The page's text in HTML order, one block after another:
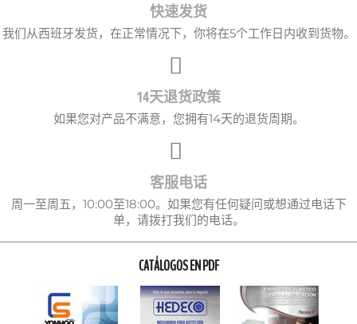
快速发货
我们从西班牙发货，在正常情况下，你将在5个工作日内收到货物。
14天退货政策
如果您对产品不满意，您拥有14天的退货周期。
客服电话
周一至周五，10:00至18:00。如果您有任何疑问或想通过电话下
单，请拨打我们的电话。
CATÁLOGOS EN PDF
取消